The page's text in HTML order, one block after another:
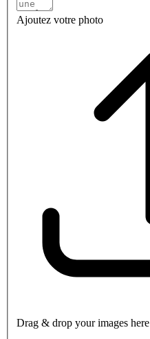
Ajoutez votre photo
Drag & drop your images here